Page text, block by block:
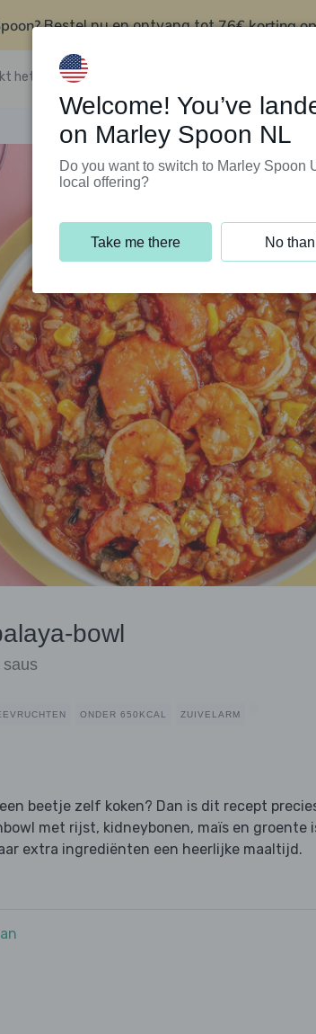
Bestel nu en ontvang tot76€ korting
het Klantenservice
bowl
ONDER 650KCAL ZUIVELARM
beetje zelf koken? Dan is dit recept
met rijst, kidneybonen, maïs en groente
extra ingrediënten een heerlijke maaltijd.
Welcome! You’ve
on Marley Spoon NL
Do you want to switch to Marley Spoon
local offering?
Take me there No